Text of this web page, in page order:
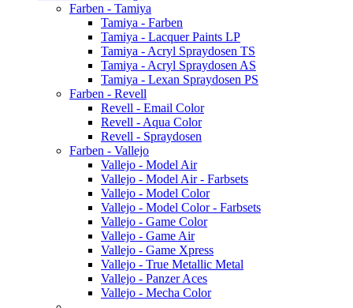
Farben - Tamiya
Tamiya - Farben
Tamiya - Lacquer Paints LP
Tamiya - Acryl Spraydosen TS
Tamiya - Acryl Spraydosen AS
Tamiya - Lexan Spraydosen PS
Farben - Revell
Revell - Email Color
Revell - Aqua Color
Revell - Spraydosen
Farben - Vallejo
Vallejo - Model Air
Vallejo - Model Air - Farbsets
Vallejo - Model Color
Vallejo - Model Color - Farbsets
Vallejo - Game Color
Vallejo - Game Air
Vallejo - Game Xpress
Vallejo - True Metallic Metal
Vallejo - Panzer Aces
Vallejo - Mecha Color